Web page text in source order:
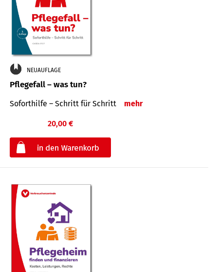
NEUAUFLAGE
Pflegefall – was tun?
Soforthilfe – Schritt für Schritt mehr
20,00 €